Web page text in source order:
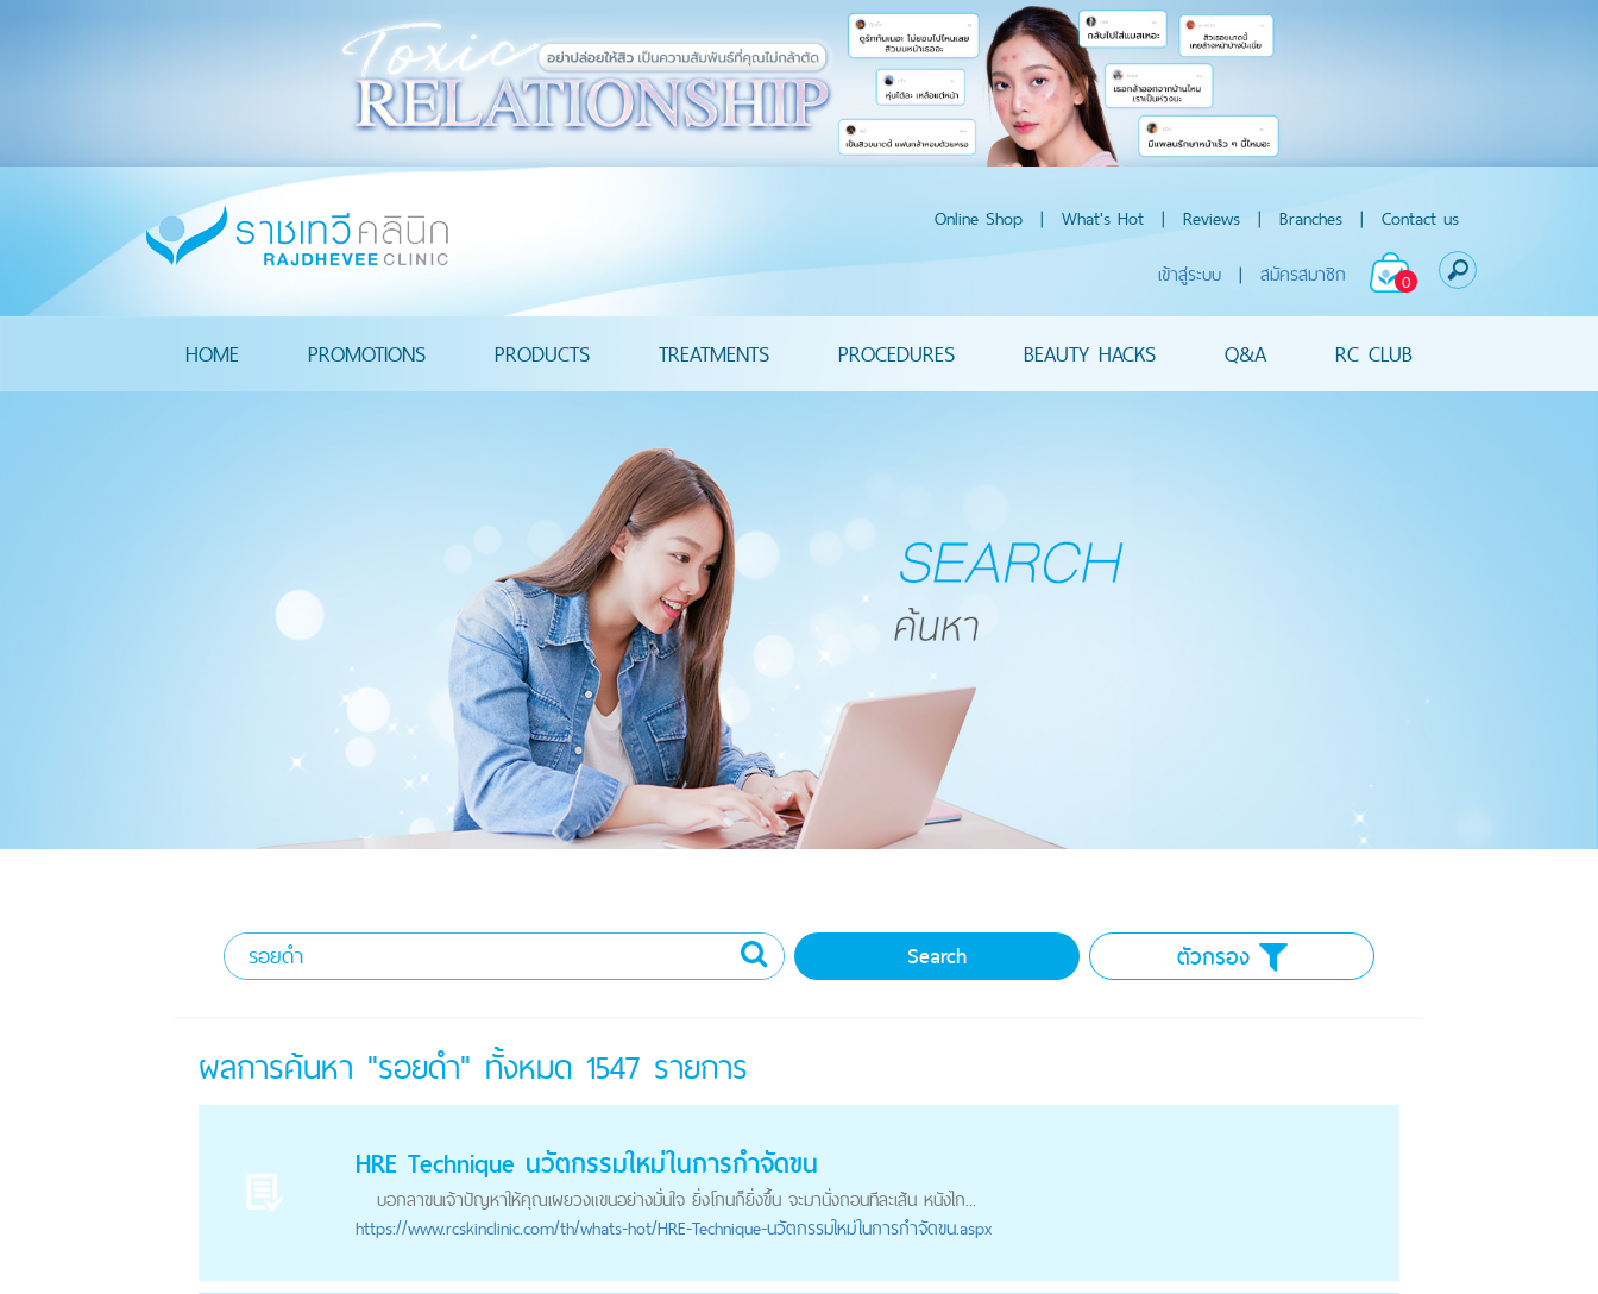
Online Shop | What's Hot | Reviews | Branches | Contact us
0
เข้าสู่ระบบ | สมัครสมาชิก
HOME PROMOTIONS PRODUCTS TREATMENTS PROCEDURES BEAUTY HACKS Q&A RC CLUB
ตัวกรอง
ผลการค้นหา "รอยดำ" ทั้งหมด 1547 รายการ
HRE Technique นวัตกรรมใหม่ในการกำจัดขน
บอกลาขนเจ้าปัญหาให้คุณเผยวงแขนอย่างมั่นใจ ยิ่งโกนก็ยิ่งขึ้น จะมานั่งถอนทีละเส้น หนังไก...
https://www.rcskinclinic.com/th/whats-hot/HRE-Technique-นวัตกรรมใหม่ในการกำจัดขน.aspx